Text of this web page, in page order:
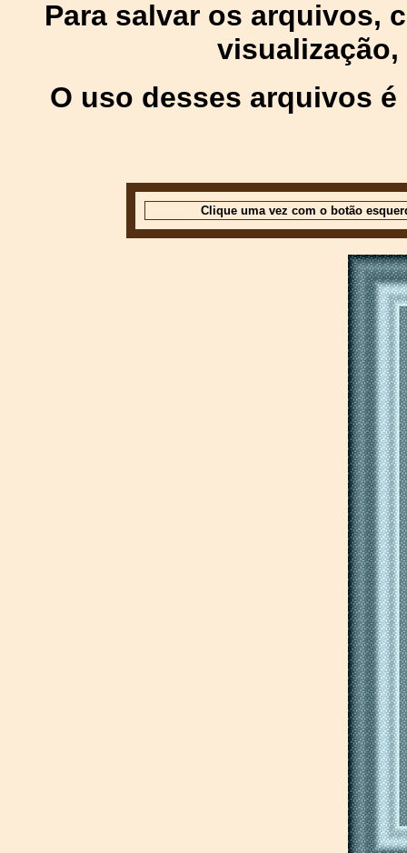
Para salvar os arquivos,
O uso desses arquivos
Clique uma vez com o botão